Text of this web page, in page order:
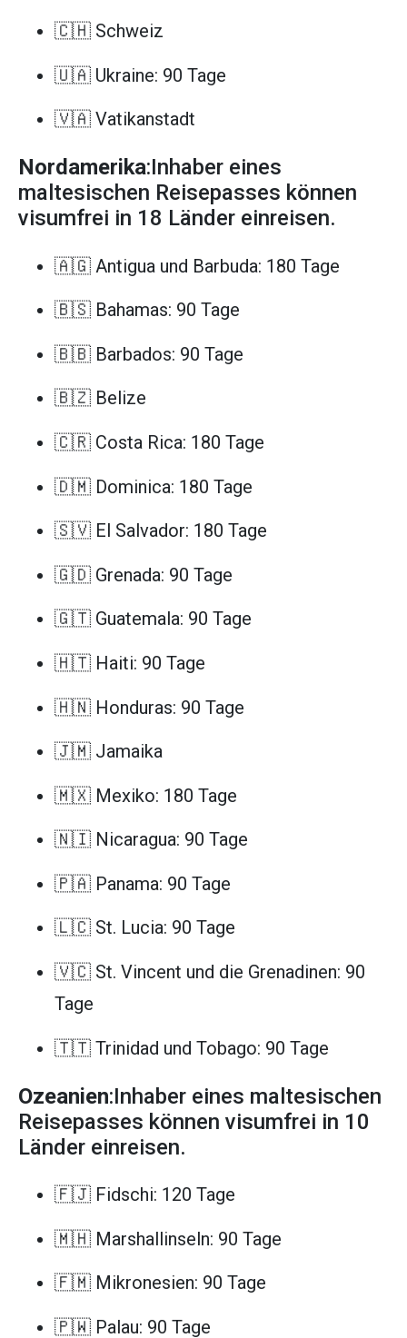
🇨🇭 Schweiz
🇺🇦 Ukraine: 90 Tage
🇻🇦 Vatikanstadt
Nordamerika:Inhaber eines
maltesischen Reisepasses können
visumfrei in 18 Länder einreisen.
🇦🇬 Antigua und Barbuda: 180 Tage
🇧🇸 Bahamas: 90 Tage
🇧🇧 Barbados: 90 Tage
🇧🇿 Belize
🇨🇷 Costa Rica: 180 Tage
🇩🇲 Dominica: 180 Tage
🇸🇻 El Salvador: 180 Tage
🇬🇩 Grenada: 90 Tage
🇬🇹 Guatemala: 90 Tage
🇭🇹 Haiti: 90 Tage
🇭🇳 Honduras: 90 Tage
🇯🇲 Jamaika
🇲🇽 Mexiko: 180 Tage
🇳🇮 Nicaragua: 90 Tage
🇵🇦 Panama: 90 Tage
🇱🇨 St. Lucia: 90 Tage
🇻🇨 St. Vincent und die Grenadinen: 90
Tage
🇹🇹 Trinidad und Tobago: 90 Tage
Ozeanien:Inhaber eines maltesischen
Reisepasses können visumfrei in 10
Länder einreisen.
🇫🇯 Fidschi: 120 Tage
🇲🇭 Marshallinseln: 90 Tage
🇫🇲 Mikronesien: 90 Tage
🇵🇼 Palau: 90 Tage